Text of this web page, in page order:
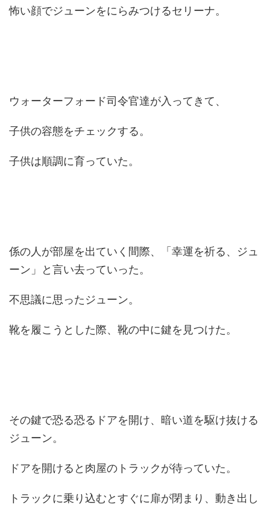
怖い顔でジューンをにらみつけるセリーナ。
ウォーターフォード司令官達が入ってきて、
子供の容態をチェックする。
子供は順調に育っていた。
係の人が部屋を出ていく間際、「幸運を祈る、ジュ
ーン」と言い去っていった。
不思議に思ったジューン。
靴を履こうとした際、靴の中に鍵を見つけた。
その鍵で恐る恐るドアを開け、暗い道を駆け抜ける
ジューン。
ドアを開けると肉屋のトラックが待っていた。
トラックに乗り込むとすぐに扉が閉まり、動き出し